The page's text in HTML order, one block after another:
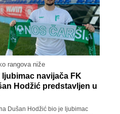
rangova niže
ljubimac navijača FK
Hodžić predstavljen u
Dušan Hodžić bio je ljubimac